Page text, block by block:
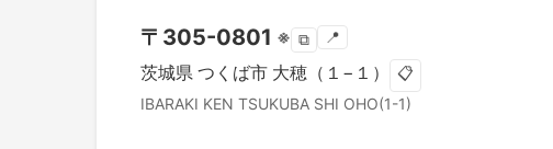
〒 305-0801 ※ ⧉ 📍
茨城県 つくば市 大穂（１−１） 📋
IBARAKI KEN TSUKUBA SHI OHO(1-1)